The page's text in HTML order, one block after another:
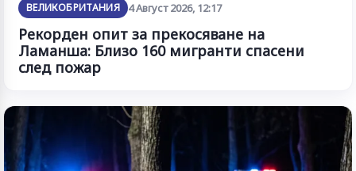
ВЕЛИКОБРИТАНИЯ 4 Август 2026, 12:17
Рекорден опит за прекосяване на
Ламанша: Близо 160 мигранти спасени
след пожар